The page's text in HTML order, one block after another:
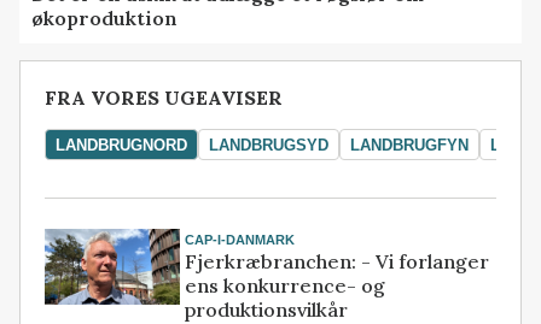
økoproduktion
FRA VORES UGEAVISER
LANDBRUGNORD LANDBRUGSYD LANDBRUGFYN
CAP-I-DANMARK
Fjerkræbranchen: - Vi forlanger
ens konkurrence- og
produktionsvilkår